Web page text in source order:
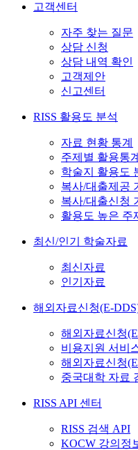
고객센터
자주 찾는 질문
상담 신청
상담 내역 확인
고객제안
신고센터
RISS 활용도 분석
자료 현황 통계
주제별 활용통
학술지 활용도
복사/대출제공
복사/대출신청
활용도 높은 주
최신/인기 학술자료
최신자료
인기자료
해외자료신청(E-
해외자료신청
비용지원 서비
해외자료신청
중국대학 자료
RISS API 센터
RISS 검색 API
KOCW 강의정